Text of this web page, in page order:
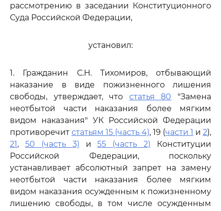
рассмотрению в заседании Конституционного
Суда Российской Федерации,
установил:
1. Гражданин С.Н. Тихомиров, отбывающий
наказание в виде пожизненного лишения
свободы, утверждает, что статья 80 "Замена
неотбытой части наказания более мягким
видом наказания" УК Российской Федерации
противоречит статьям 15 (часть 4), 19 (части 1 и 2),
21, 50 (часть 3) и55 (часть 2) Конституции
Российской Федерации, поскольку
устанавливает абсолютный запрет на замену
неотбытой части наказания более мягким
видом наказания осужденным к пожизненному
лишению свободы, в том числе осужденным